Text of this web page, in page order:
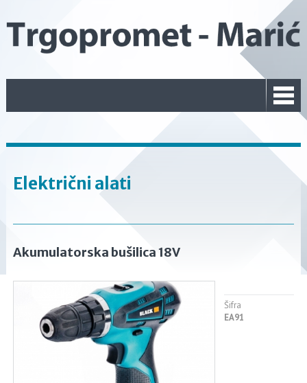
Električni alati
Akumulatorska bušilica 18V
Šifra
EA91